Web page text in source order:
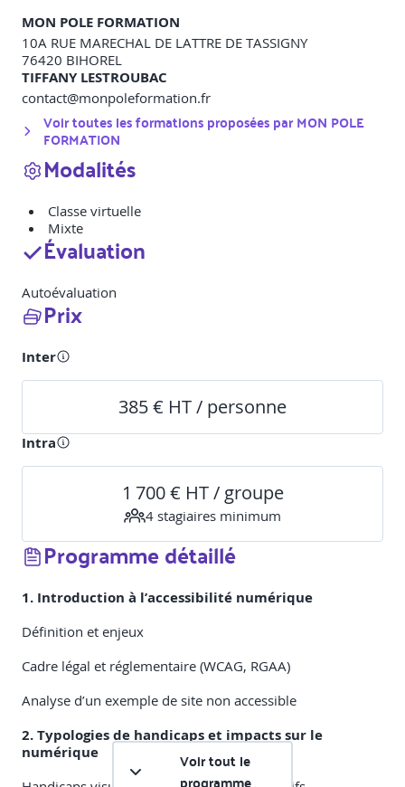
MON POLE FORMATION
10A RUE MARECHAL DE LATTRE DE TASSIGNY
76420 BIHOREL
TIFFANY LESTROUBAC
contact@monpoleformation.fr
Voir toutes les formations proposées parMON POLE
FORMATION
Modalités
Classe virtuelle
Mixte
Évaluation
Autoévaluation
Prix
Inter
385 € HT / personne
Intra
1 700 € HT / groupe
4 stagiaires minimum
Programme détaillé
1. Introduction à l’accessibilité numérique
Définition et enjeux
Cadre légal et réglementaire (WCAG, RGAA)
Analyse d’un exemple de site non accessible
2. Typologies de handicaps et impacts sur le
numérique
Voir tout le